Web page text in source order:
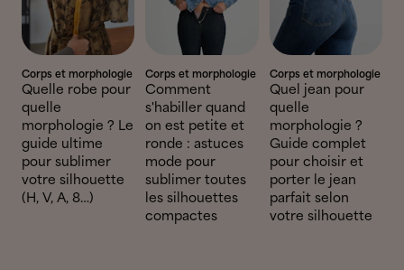
Corps et morphologie
Quelle robe pour
quelle
morphologie ? Le
guide ultime
pour sublimer
votre silhouette
(H, V, A, 8…)
Corps et morphologie
Comment
s'habiller quand
on est petite et
ronde : astuces
mode pour
sublimer toutes
les silhouettes
compactes
Corps et morphologie
Quel jean pour
quelle
morphologie ?
Guide complet
pour choisir et
porter le jean
parfait selon
votre silhouette